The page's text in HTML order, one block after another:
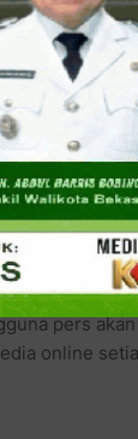
sebagai
ada orang
adalah
pers
online